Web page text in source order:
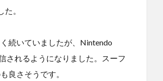
。
続いていましたが、Nintendo
されるようになりました。スーフ
良さそうです。